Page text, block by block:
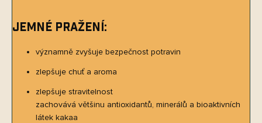
Jemné pražení:
významně zvyšuje bezpečnost potravin
zlepšuje chuť a aroma
zlepšuje stravitelnost
zachovává většinu antioxidantů, minerálů a bioaktivních
látek kakaa